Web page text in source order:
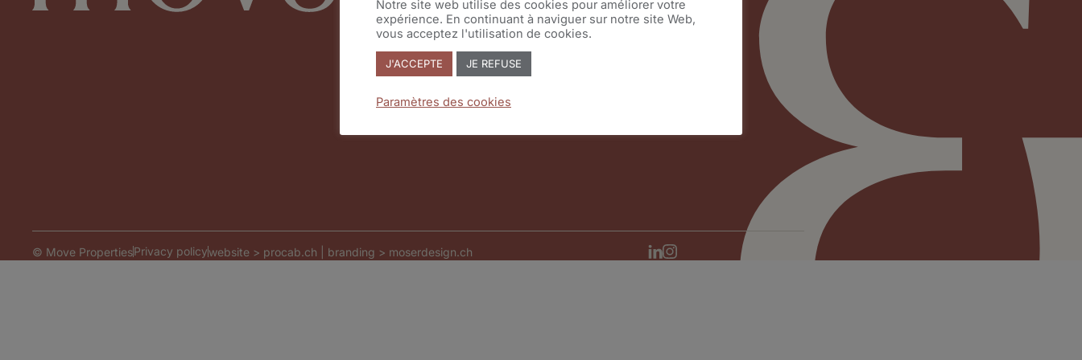
Tel.022 839 09 00
ok
© Move PropertiesPrivacy policywebsite > procab.ch | branding > moserdesign.ch
Notre site web utilise des cookies pour améliorer votre
expérience. En continuant à naviguer sur notre site Web,
vous acceptez l'utilisation de cookies.
J'ACCEPTE JE REFUSE
Paramètres des cookies